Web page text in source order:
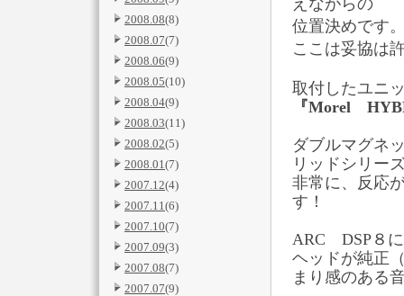
2008.08(8)
2008.07(7)
2008.06(9)
2008.05(10)
2008.04(9)
2008.03(11)
2008.02(5)
2008.01(7)
2007.12(4)
2007.11(6)
2007.10(7)
2007.09(3)
2007.08(7)
2007.07(9)
えながらの
位置決めです
ここは妥協は
取付したユニ
『Morel
ダブルマグネ
リッドシリー
非常に、反応
す！
ARC DSP８に
ヘッドが純正
まり感のある